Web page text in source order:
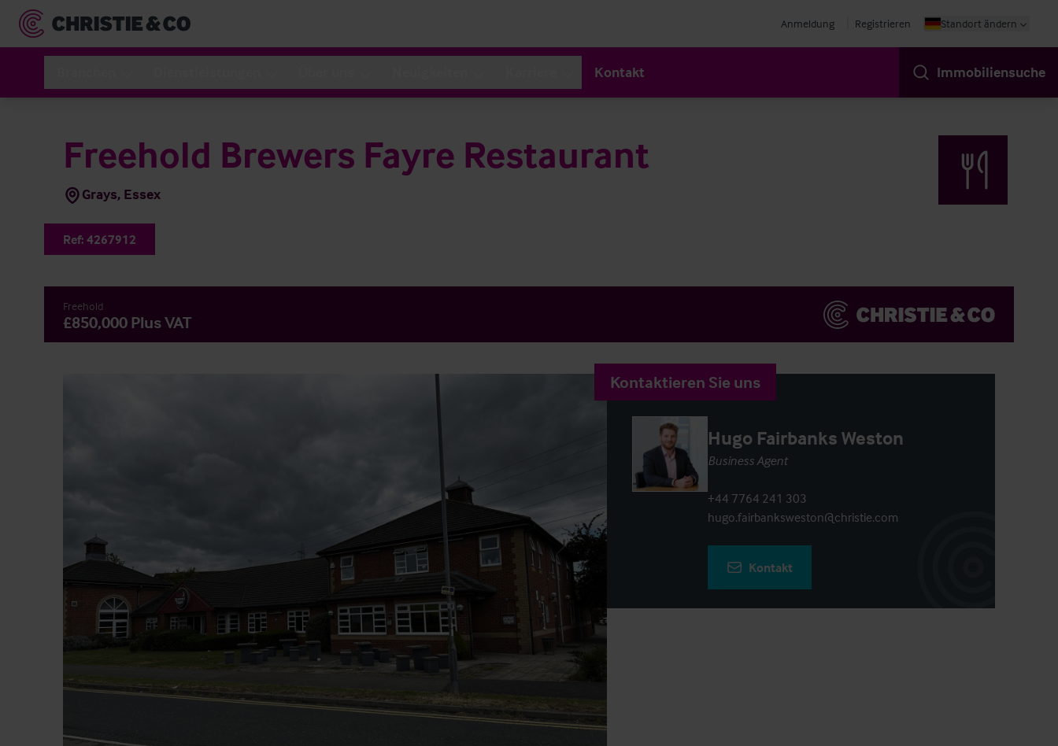
Anmeldung Registrieren Standort ändern
Kontakt Immobiliensuche
Freehold Brewers Fayre Restaurant
Grays, Essex
Ref: 4267912
Freehold
£850,000 Plus VAT
Kontaktieren Sie uns
Hugo Fairbanks Weston
Business Agent
+44 7764 241 303
hugo.fairbanksweston@christie.com
Kontakt